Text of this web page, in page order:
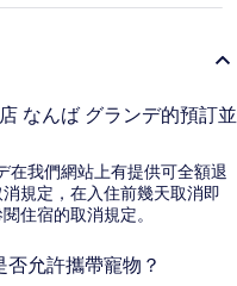
なんば グランデ的預訂並
在我們網站上有提供可全額退
規定，在入住前幾天取消即
住宿的取消規定。
允許攜帶寵物？